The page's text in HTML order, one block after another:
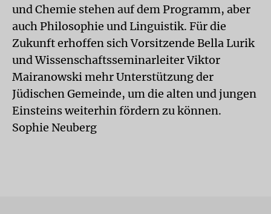
und Chemie stehen auf dem Programm, aber
auch Philosophie und Linguistik. Für die
Zukunft erhoffen sich Vorsitzende Bella Lurik
und Wissenschaftsseminarleiter Viktor
Mairanowski mehr Unterstützung der
Jüdischen Gemeinde, um die alten und jungen
Einsteins weiterhin fördern zu können.
Sophie Neuberg